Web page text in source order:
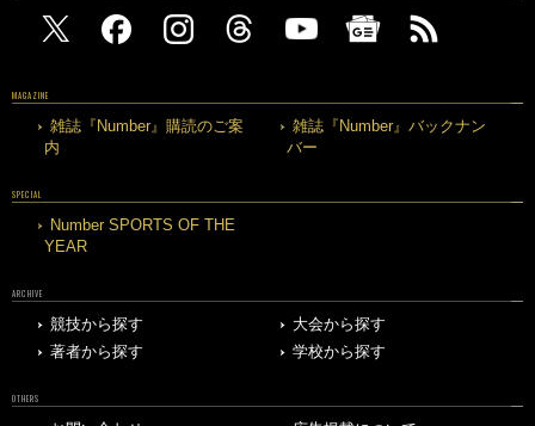
MAGAZINE
雑誌『Number』購読のご案
内
雑誌『Number』バックナン
バー
SPECIAL
Number SPORTS OF THE
YEAR
ARCHIVE
競技から探す
大会から探す
著者から探す
学校から探す
OTHERS